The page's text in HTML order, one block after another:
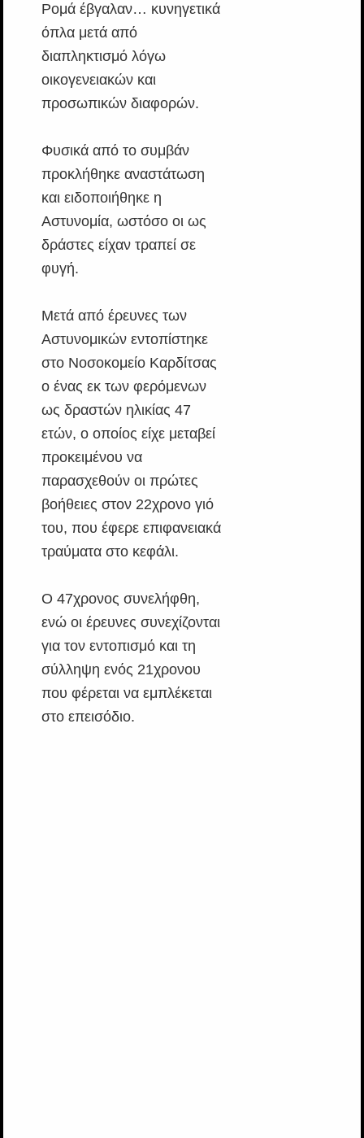
Ρομά έβγαλαν… κυνηγετικά
όπλα μετά από
διαπληκτισμό λόγω
οικογενειακών και
προσωπικών διαφορών.
Φυσικά από το συμβάν
προκλήθηκε αναστάτωση
και ειδοποιήθηκε η
Αστυνομία, ωστόσο οι ως
δράστες είχαν τραπεί σε
φυγή.
Μετά από έρευνες των
Αστυνομικών εντοπίστηκε
στο Νοσοκομείο Καρδίτσας
ο ένας εκ των φερόμενων
ως δραστών ηλικίας 47
ετών, ο οποίος είχε μεταβεί
προκειμένου να
παρασχεθούν οι πρώτες
βοήθειες στον 22χρονο γιό
του, που έφερε επιφανειακά
τραύματα στο κεφάλι.
Ο 47χρονος συνελήφθη,
ενώ οι έρευνες συνεχίζονται
για τον εντοπισμό και τη
σύλληψη ενός 21χρονου
που φέρεται να εμπλέκεται
στο επεισόδιο.